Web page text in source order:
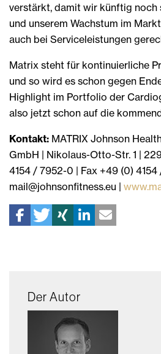
verstärkt, damit wir künftig noch
und unserem Wachstum im
auch bei Serviceleistungen
Matrix steht für kontinuierliche
und so wird es schon gegen
Highlight im Portfolio der
also jetzt schon auf die
Kontakt: MATRIX Johnson
GmbH | Nikolaus-Otto-Str. 1 |
4154 / 7952-0 | Fax +49 (0) 4154
mail@johnsonfitness.eu |
Der Autor